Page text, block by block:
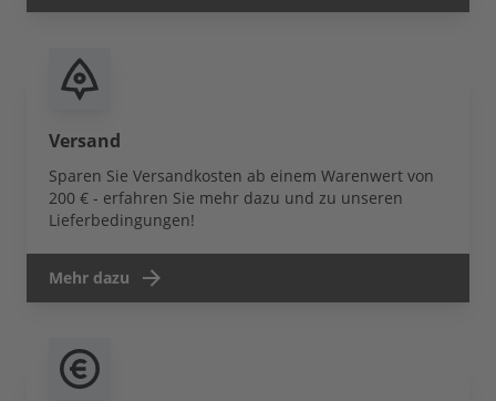
Versand
Sparen Sie Versandkosten ab einem Warenwert von
200 € - erfahren Sie mehr dazu und zu unseren
Lieferbedingungen!
Mehr dazu